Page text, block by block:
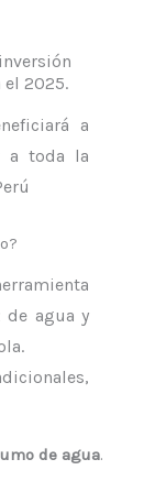
2025.
a
a toda la
de agua y
de agua.